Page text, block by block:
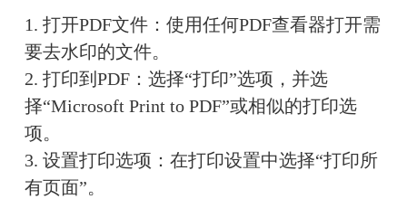
1. 打开PDF文件：使用任何PDF查看器打开需
要去水印的文件。
2. 打印到PDF：选择“打印”选项，并选
择“Microsoft Print to PDF”或相似的打印选
项。
3. 设置打印选项：在打印设置中选择“打印所
有页面”。